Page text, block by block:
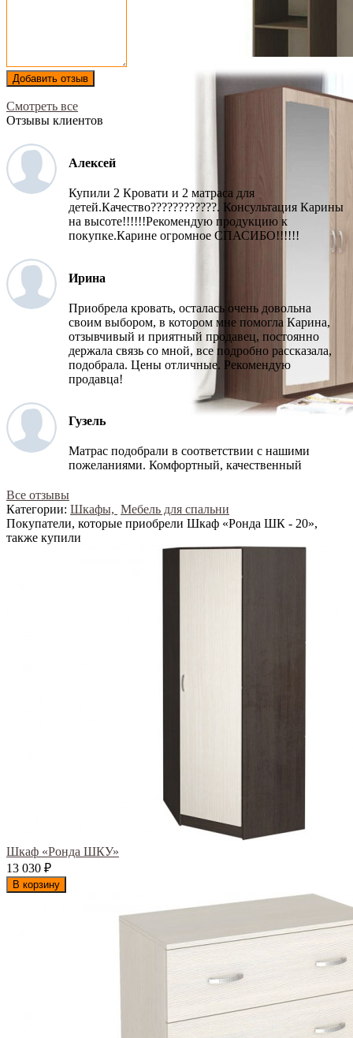
Добавить отзыв
Смотреть все
Отзывы клиентов
Алексей
Купили 2 Кровати и 2 матраса для
детей.Качество????????????. Консультация Карины
на высоте!!!!!!Рекомендую продукцию к
покупке.Карине огромное СПАСИБО!!!!!!
Ирина
Приобрела кровать, осталась очень довольна
своим выбором, в котором мне помогла Карина,
отзывчивый и приятный продавец, постоянно
держала связь со мной, все подробно рассказала,
подобрала. Цены отличные. Рекомендую
продавца!
Гузель
Матрас подобрали в соответствии с нашими
пожеланиями. Комфортный, качественный
Все отзывы
Категории: Шкафы, Мебель для спальни
Покупатели, которые приобрели Шкаф «Ронда ШК - 20»,
также купили
Шкаф «Ронда ШКУ»
13 030 ₽
В корзину